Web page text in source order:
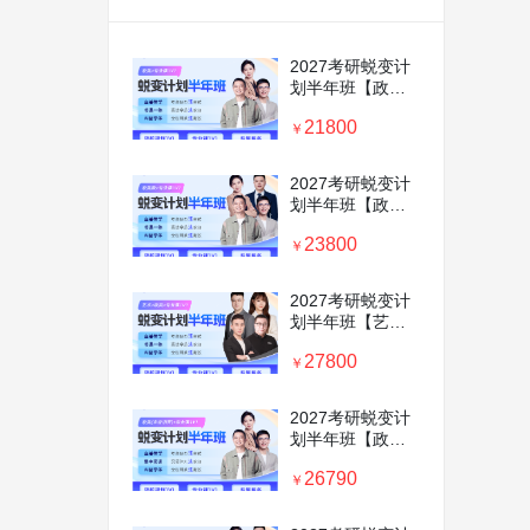
2027考研蜕变计
划半年班【政治
1v1】
￥ 21800
2027考研蜕变计
划半年班【政治
业课1v1】
￥ 23800
2027考研蜕变计
划半年班【艺术
业课1v1】
￥ 27800
2027考研蜕变计
划半年班【政治
训营+专业课
￥ 26790